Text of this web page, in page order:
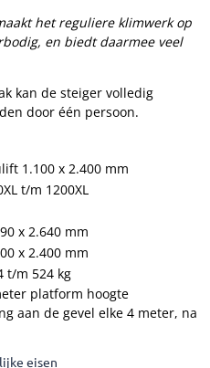
het reguliere klimwerk op
en biedt daarmee veel
kan de steiger volledig
door één persoon.
1.100 x 2.400 mm
t/m 1200XL
x 2.640 mm
x 2.400 mm
t/m 524 kg
platform hoogte
aan de gevel elke 4 meter, na
eisen